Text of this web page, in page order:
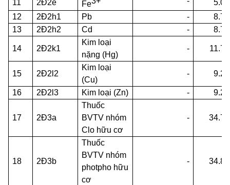
11 2Đ2e Fe
12
2Đ2h1 Pb -
13
2Đ2h2 Cd -
14 2Đ2k1
Kim loại
nặng (Hg)
-
15 2Đ2l2
Kim loại
(Cu)
-
16 2Đ2l3 Kim loại (Zn) -
17 2Đ3a
Thuốc
BVTV nhóm
Clo hữu cơ
-
18 2Đ3b
Thuốc
BVTV nhóm
photpho hữu
cơ
-